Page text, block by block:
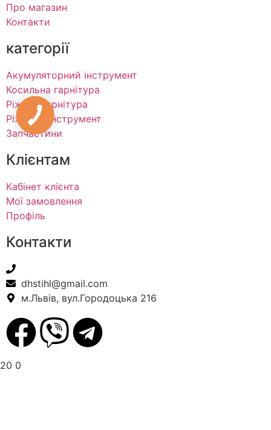
Про магазин
Контакти
категорії
Акумуляторний інструмент
Косильна гарнітура
Ріжуча гарнітура
Ріжучий інструмент
Запчастини
Клієнтам
Кабінет клієнта
Мої замовлення
Профіль
Контакти
dhstihl@gmail.com
м.Львів, вул.Городоцька 216
20 0